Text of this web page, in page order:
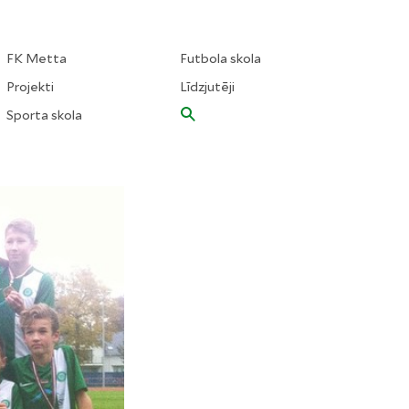
FK Metta
Projekti
Sporta skola
Futbola skola
Līdzjutēji